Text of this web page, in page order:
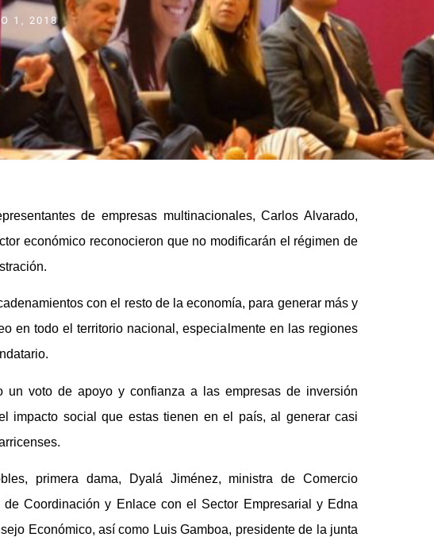
1, 2018
de empresas multinacionales, Carlos Alvarado,
económico reconocieron que no modificarán el régimen de
con el resto de la economía, para generar más y
en todo el territorio nacional, especialmente en las regiones
un voto de apoyo y confianza a las empresas de inversión
impacto social que estas tienen en el país, al generar casi
primera dama, Dyalá Jiménez, ministra de Comercio
de Coordinación y Enlace con el Sector Empresarial y Edna
Económico, así como Luis Gamboa, presidente de la junta